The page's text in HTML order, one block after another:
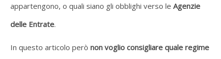
appartengono, o quali siano gli obblighi verso le Agenzie
delle Entrate.
In questo articolo però non voglio consigliare quale regime